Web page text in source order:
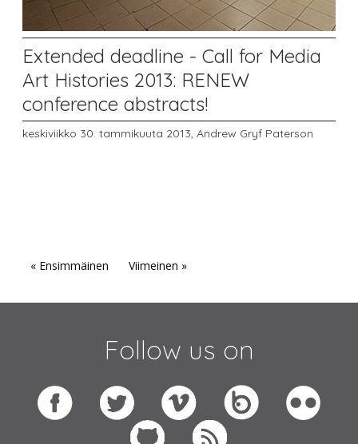
Extended deadline - Call for Media
Art Histories 2013: RENEW
conference abstracts!
keskiviikko 30. tammikuuta 2013, Andrew Gryf Paterson
« Ensimmäinen Viimeinen »
Follow us on